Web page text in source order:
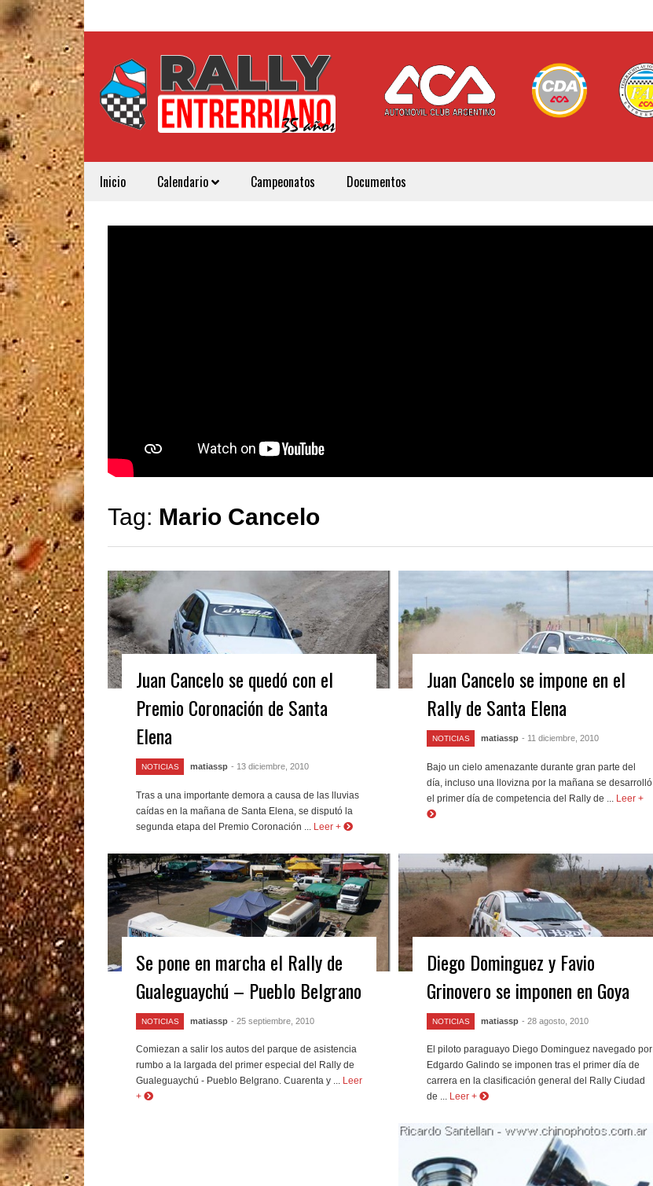
Inicio Calendario Campeonatos Documentos
Tag: Mario Cancelo
Juan Cancelo se quedó con el
Premio Coronación de Santa
Elena
NOTICIAS matiassp - 13 diciembre, 2010
Tras a una importante demora a causa de las lluvias
caídas en la mañana de Santa Elena, se disputó la
segunda etapa del Premio Coronación ...
Leer +
Juan Cancelo se impone en el
Rally de Santa Elena
NOTICIAS matiassp - 11 diciembre, 2010
Bajo un cielo amenazante durante gran parte del
día, incluso una llovizna por la mañana se desarrolló
el primer día de competencia del Rally de ...
Leer +
Se pone en marcha el Rally de
Gualeguaychú – Pueblo Belgrano
NOTICIAS matiassp - 25 septiembre, 2010
Comiezan a salir los autos del parque de asistencia
rumbo a la largada del primer especial del Rally de
Gualeguaychú - Pueblo Belgrano. Cuarenta y ... Leer
+
Diego Dominguez y Favio
Grinovero se imponen en Goya
NOTICIAS matiassp - 28 agosto, 2010
El piloto paraguayo Diego Dominguez navegado por
Edgardo Galindo se imponen tras el primer día de
carrera en la clasificación general del Rally Ciudad
de ... Leer +